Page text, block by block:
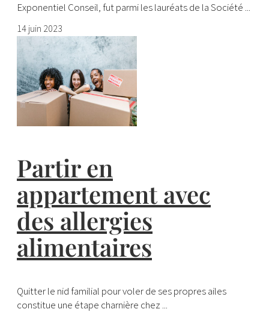
Exponentiel Conseil, fut parmi les lauréats de la Société ...
14 juin 2023
Partir en
appartement avec
des allergies
alimentaires
Quitter le nid familial pour voler de ses propres ailes
constitue une étape charnière chez ...